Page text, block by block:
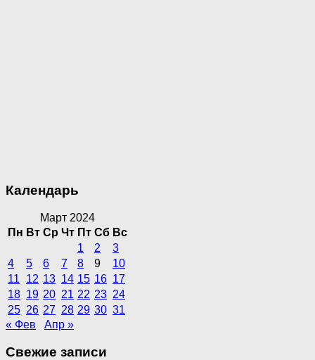
Календарь
Март 2024
Пн Вт Ср Чт Пт Сб Вс
1
2
3
4
5 6 7 8 9
10
11
12 13 14 15 16 17
18 19 20 21 22 23 24
25 26 27 28 29 30 31
« Фев
Апр »
Свежие записи